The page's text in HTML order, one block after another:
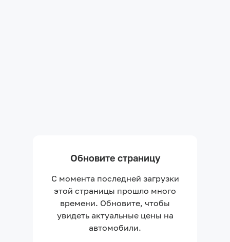
Обновите страницу
С момента последней загрузки
этой страницы прошло много
времени. Обновите, чтобы
увидеть актуальные цены на
автомобили.